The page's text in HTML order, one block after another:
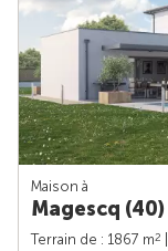
Maison à
Magescq (40)
Terrain de : 1867 m2